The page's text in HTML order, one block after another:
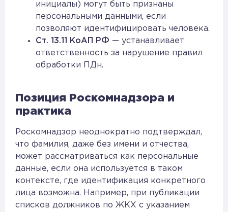
инициалы) могут быть признаны
персональными данными, если
позволяют идентифицировать человека.
Ст. 13.11 КоАП РФ — устанавливает
ответственность за нарушение правил
обработки ПДн.
Позиция Роскомнадзора и
практика
Роскомнадзор неоднократно подтверждал,
что фамилия, даже без имени и отчества,
может рассматриваться как персональные
данные, если она используется в таком
контексте, где идентификация конкретного
лица возможна. Например, при публикации
списков должников по ЖКХ с указанием